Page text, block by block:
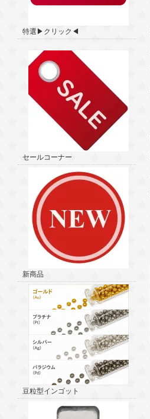
特選▶クリック◀
セールコーナー
新商品
豆粒型インゴット